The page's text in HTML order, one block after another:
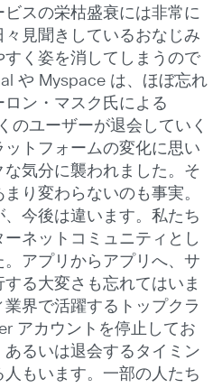
スの栄枯盛衰には非常に
見聞きしているおなじみ
く姿を消してしまうので
や Myspace は、ほぼ忘れ
ロン・マスク氏による
のユーザーが退会していく
トフォームの変化に思い
気分に襲われました。そ
り変わらないのも事実。
今後は違います。私たち
ネットコミュニティとし
アプリからアプリへ、サ
る大変さも忘れてはいま
界で活躍するトップクラ
アカウントを停止してお
あるいは退会するタイミン
もいます。一部の人たち